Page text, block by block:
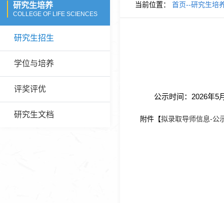
研究生培养
COLLEGE OF LIFE SCIENCES
研究生招生
学位与培养
评奖评优
研究生文档
当前位置： 首页--研究生培
公示时间：2026年5
附件【拟录取导师信息-公